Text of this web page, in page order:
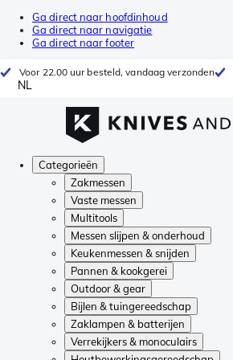
Ga direct naar hoofdinhoud
Ga direct naar navigatie
Ga direct naar footer
Voor 22.00 uur besteld, vandaag verzonden
NL
Categorieën
Zakmessen
Vaste messen
Multitools
Messen slijpen & onderhoud
Keukenmessen & snijden
Pannen & kookgerei
Outdoor & gear
Bijlen & tuingereedschap
Zaklampen & batterijen
Verrekijkers & monoculairs